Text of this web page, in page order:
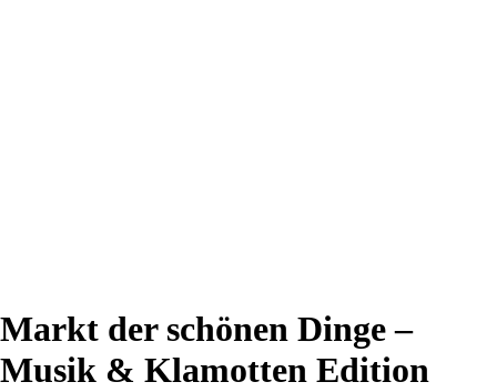
Markt der schönen Dinge –
Musik & Klamotten Edition